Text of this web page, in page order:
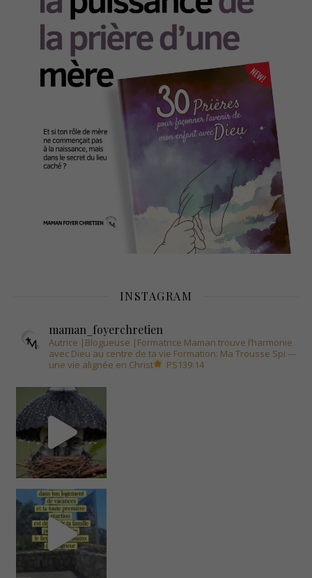
INSTAGRAM
maman_foyerchretien
Autrice |Blogueuse |Formatrice Maman trouve l’harmonie
avec Dieu au centre de ta vie Formation: Ma Trousse Spi —
une vie alignée en Christ
PS139:14